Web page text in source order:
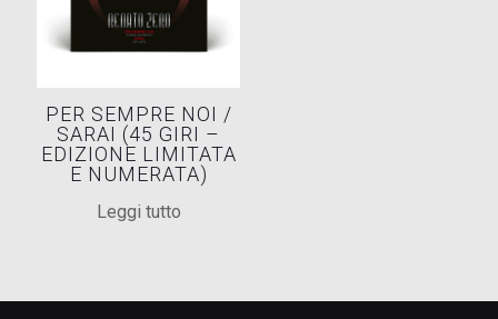
PER SEMPRE NOI /
SARAI (45 GIRI –
EDIZIONE LIMITATA
E NUMERATA)
Leggi tutto